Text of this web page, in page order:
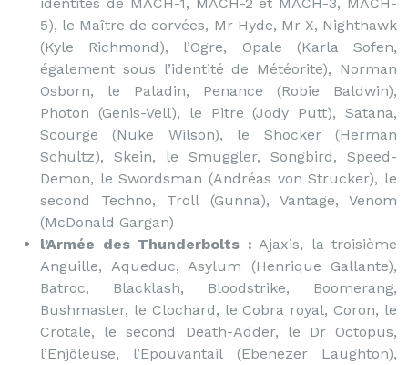
5), le Maître de corvées, Mr Hyde, Mr X, Nighthawk
(Kyle Richmond), l’Ogre, Opale (Karla Sofen,
également sous l’identité de Météorite), Norman
Osborn, le Paladin, Penance (Robie Baldwin),
Photon (Genis-Vell), le Pitre (Jody Putt), Satana,
Scourge (Nuke Wilson), le Shocker (Herman
Schultz), Skein, le Smuggler, Songbird, Speed-
Demon, le Swordsman (Andréas von Strucker), le
second Techno, Troll (Gunna), Vantage, Venom
(McDonald Gargan)
l’Armée des Thunderbolts : Ajaxis, la troisième
Anguille, Aqueduc, Asylum (Henrique Gallante),
Batroc, Blacklash, Bloodstrike, Boomerang,
Bushmaster, le Clochard, le Cobra royal, Coron, le
Crotale, le second Death-Adder, le Dr Octopus,
l’Enjôleuse, l’Epouvantail (Ebenezer Laughton),